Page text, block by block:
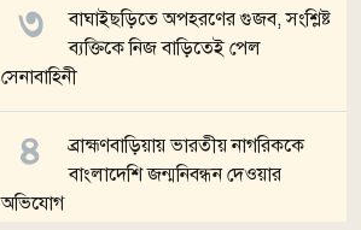
বাঘাইছড়িতে অপহরণের গুজব, সংশ্লিষ্ট
ব্যক্তিকে নিজ বাড়িতেই পেল
সেনাবাহিনী
ব্রাহ্মণবাড়িয়ায় ভারতীয় নাগরিককে
বাংলাদেশি জন্মনিবন্ধন দেওয়ার
অভিযোগ